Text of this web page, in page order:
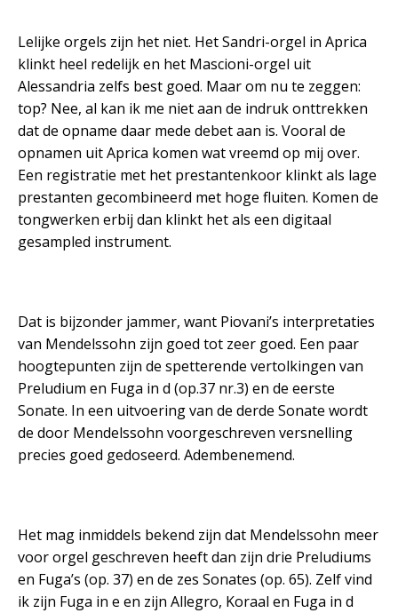
Lelijke orgels zijn het niet. Het Sandri-orgel in Aprica
klinkt heel redelijk en het Mascioni-orgel uit
Alessandria zelfs best goed. Maar om nu te zeggen:
top? Nee, al kan ik me niet aan de indruk onttrekken
dat de opname daar mede debet aan is. Vooral de
opnamen uit Aprica komen wat vreemd op mij over.
Een registratie met het prestantenkoor klinkt als lage
prestanten gecombineerd met hoge fluiten. Komen de
tongwerken erbij dan klinkt het als een digitaal
gesampled instrument.
Dat is bijzonder jammer, want Piovani’s interpretaties
van Mendelssohn zijn goed tot zeer goed. Een paar
hoogtepunten zijn de spetterende vertolkingen van
Preludium en Fuga in d (op.37 nr.3) en de eerste
Sonate. In een uitvoering van de derde Sonate wordt
de door Mendelssohn voorgeschreven versnelling
precies goed gedoseerd. Adembenemend.
Het mag inmiddels bekend zijn dat Mendelssohn meer
voor orgel geschreven heeft dan zijn drie Preludiums
en Fuga’s (op. 37) en de zes Sonates (op. 65). Zelf vind
ik zijn Fuga in e en zijn Allegro, Koraal en Fuga in d